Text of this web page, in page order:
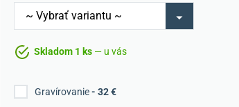
Skladom 1 ks — u vás
Gravírovanie- 32 €